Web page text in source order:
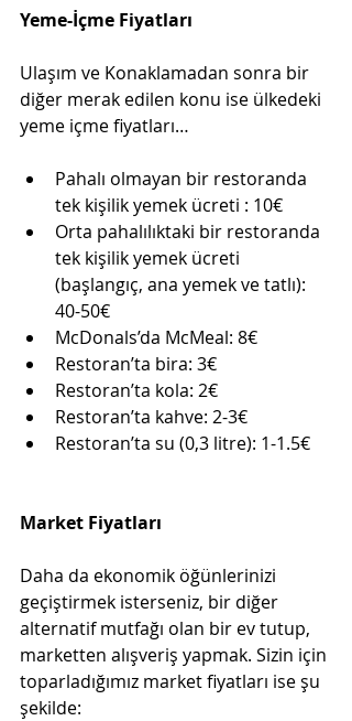
Yeme-İçme Fiyatları
Ulaşım ve Konaklamadan sonra bir
diğer merak edilen konu ise ülkedeki
yeme içme fiyatları…
Pahalı olmayan bir restoranda
tek kişilik yemek ücreti : 10€
Orta pahalılıktaki bir restoranda
tek kişilik yemek ücreti
(başlangıç, ana yemek ve tatlı):
40-50€
McDonals’da McMeal: 8€
Restoran’ta bira: 3€
Restoran’ta kola: 2€
Restoran’ta kahve: 2-3€
Restoran’ta su (0,3 litre): 1-1.5€
Market Fiyatları
Daha da ekonomik öğünlerinizi
geçiştirmek isterseniz, bir diğer
alternatif mutfağı olan bir ev tutup,
marketten alışveriş yapmak. Sizin için
toparladığımız market fiyatları ise şu
şekilde: